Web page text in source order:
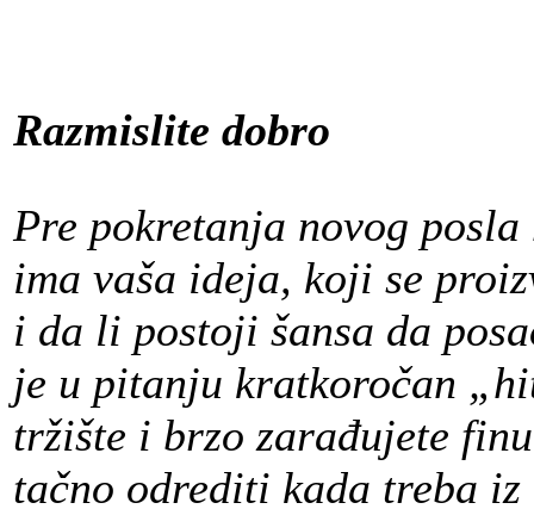
Razmislite dobro
Pre pokretanja novog
ima vaša ideja, koji se
i da li postoji šansa da
je u pitanju kratkoročan
tržište i brzo zarađujete
tačno odrediti kada treba